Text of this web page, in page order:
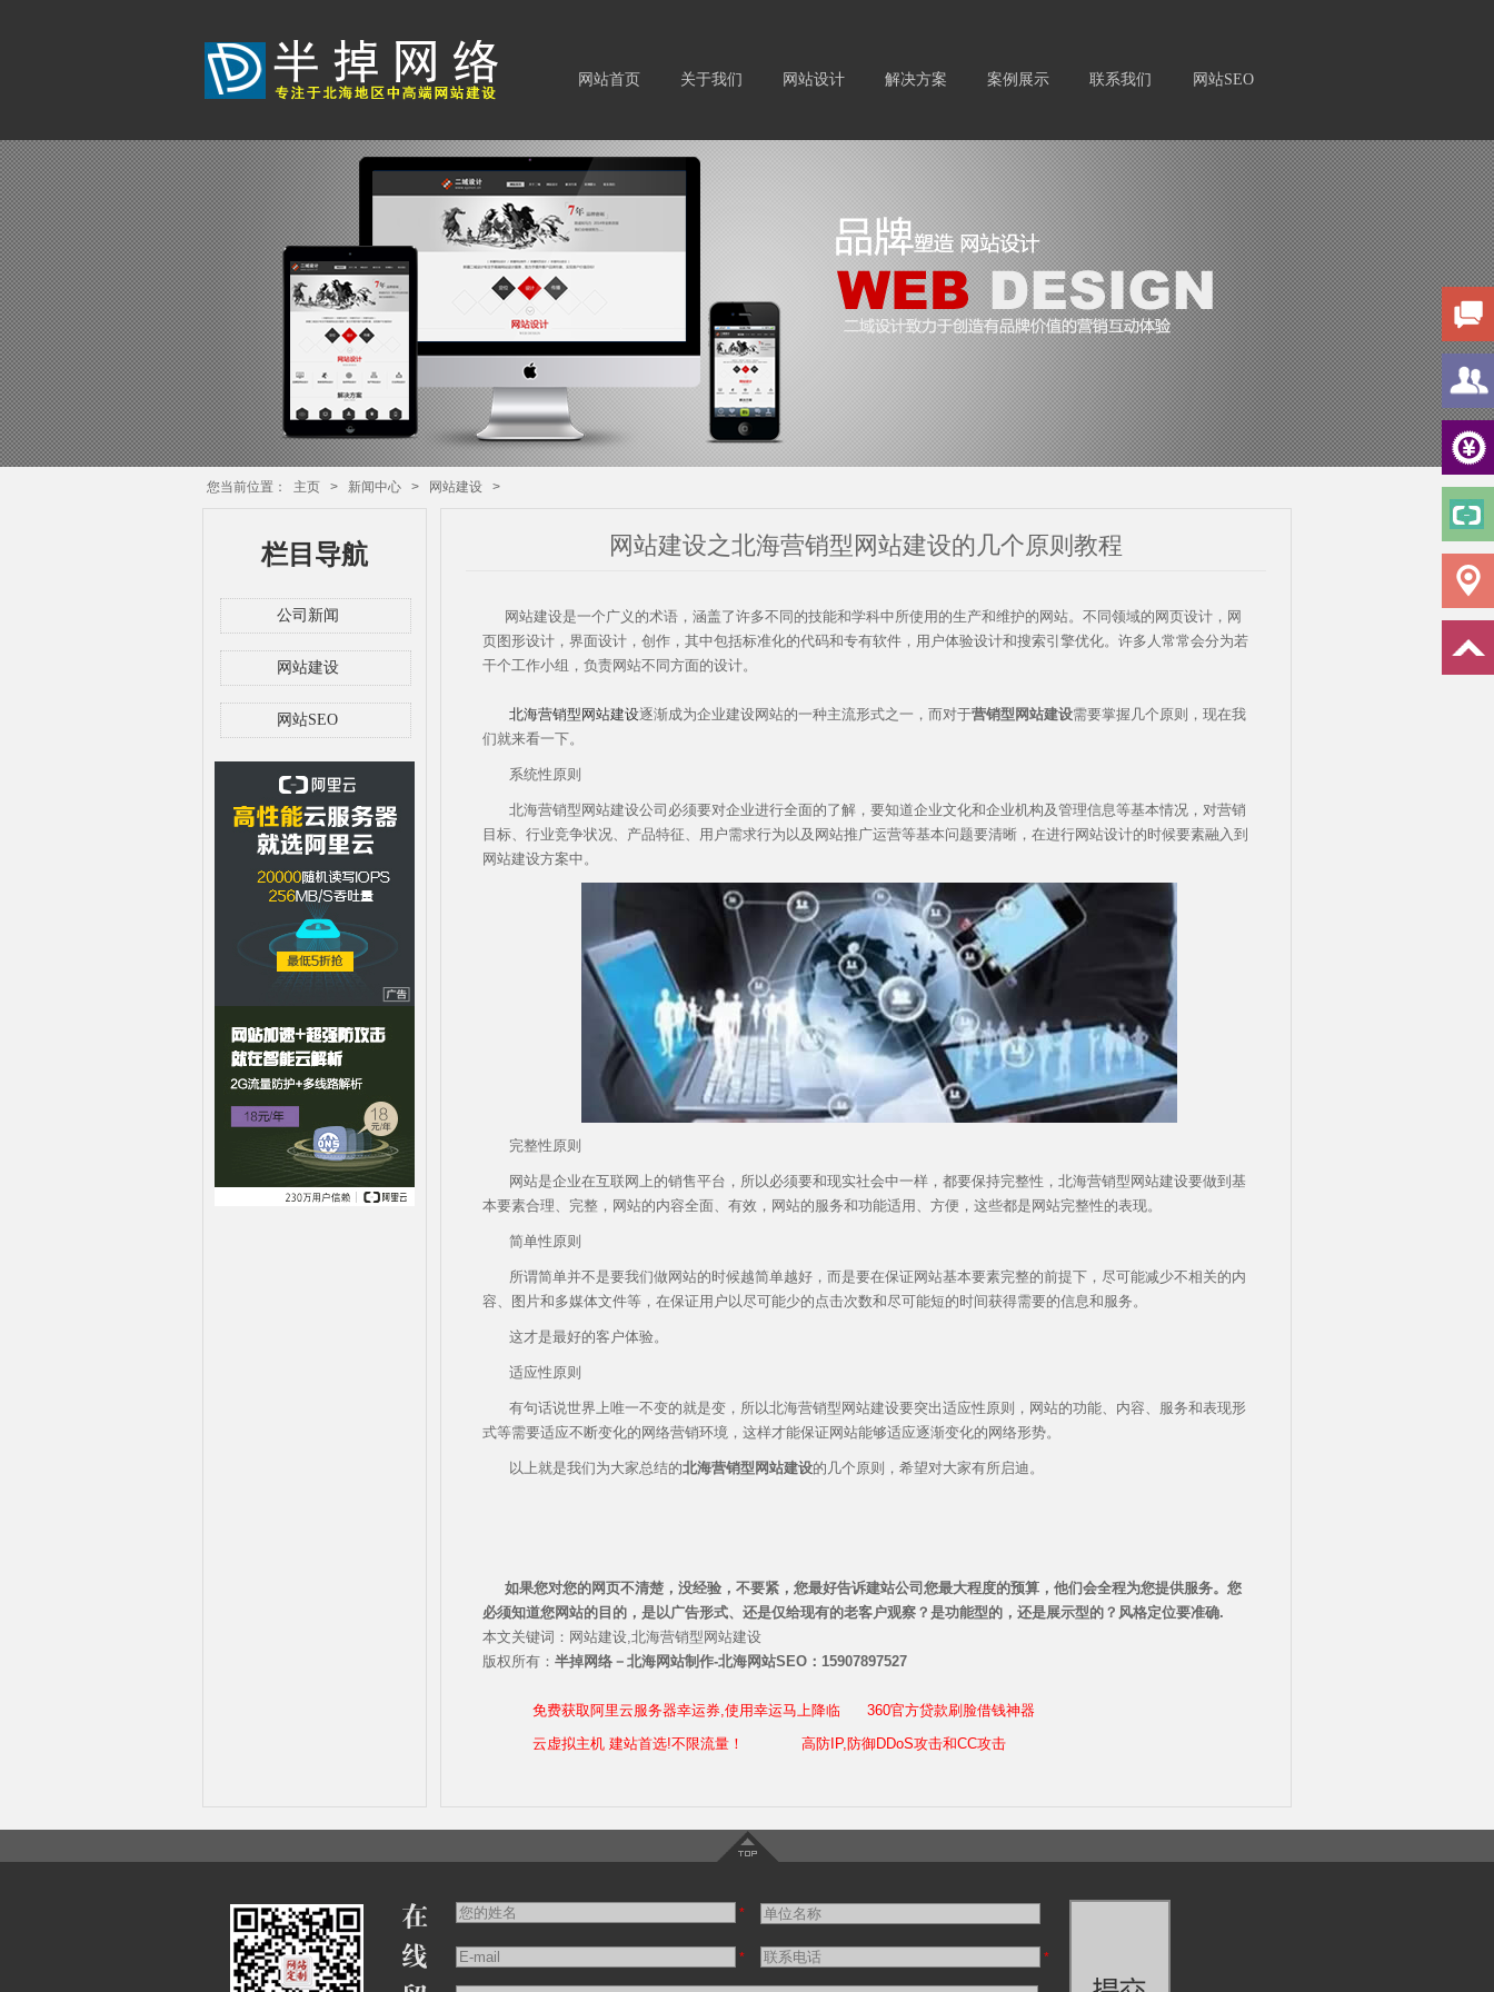
网站首页 关于我们 网站设计 解决方案 案例展示 联系我们 网站SEO
您当前位置： 主页 > 新闻中心 > 网站建设 >
栏目导航
公司新闻
网站建设
网站SEO
网站建设之北海营销型网站建设的几个原则教程
网站建设是一个广义的术语，涵盖了许多不同的技能和学科中所使用的生产和维护的网站。不同领域的网页设计，网
页图形设计，界面设计，创作，其中包括标准化的代码和专有软件，用户体验设计和搜索引擎优化。许多人常常会分为若
干个工作小组，负责网站不同方面的设计。
北海营销型网站建设逐渐成为企业建设网站的一种主流形式之一，而对于营销型网站建设需要掌握几个原则，现在我
们就来看一下。
系统性原则
北海营销型网站建设公司必须要对企业进行全面的了解，要知道企业文化和企业机构及管理信息等基本情况，对营销
目标、行业竞争状况、产品特征、用户需求行为以及网站推广运营等基本问题要清晰，在进行网站设计的时候要素融入到
网站建设方案中。
完整性原则
网站是企业在互联网上的销售平台，所以必须要和现实社会中一样，都要保持完整性，北海营销型网站建设要做到基
本要素合理、完整，网站的内容全面、有效，网站的服务和功能适用、方便，这些都是网站完整性的表现。
简单性原则
所谓简单并不是要我们做网站的时候越简单越好，而是要在保证网站基本要素完整的前提下，尽可能减少不相关的内
容、图片和多媒体文件等，在保证用户以尽可能少的点击次数和尽可能短的时间获得需要的信息和服务。
这才是最好的客户体验。
适应性原则
有句话说世界上唯一不变的就是变，所以北海营销型网站建设要突出适应性原则，网站的功能、内容、服务和表现形
式等需要适应不断变化的网络营销环境，这样才能保证网站能够适应逐渐变化的网络形势。
以上就是我们为大家总结的北海营销型网站建设的几个原则，希望对大家有所启迪。
如果您对您的网页不清楚，没经验，不要紧，您最好告诉建站公司您最大程度的预算，他们会全程为您提供服务。您
必须知道您网站的目的，是以广告形式、还是仅给现有的老客户观察？是功能型的，还是展示型的？风格定位要准确.
本文关键词：网站建设,北海营销型网站建设
版权所有： 半掉网络－北海网站制作-北海网站SEO：15907897527
免费获取阿里云服务器幸运券,使用幸运马上降临
360官方贷款刷脸借钱神器
云虚拟主机 建站首选!不限流量！
高防IP,防御DDoS攻击和CC攻击
*
* *